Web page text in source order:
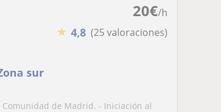
20€/h
★ 4,8 (25 valoraciones)
sur
de Madrid. - Iniciación al